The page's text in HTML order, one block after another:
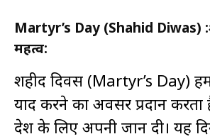
Martyr’s Day (Shahid Diwas) :
महत्व:
शहीद दिवस (Martyr’s Day)
याद करने का अवसर प्रदान
देश के लिए अपनी जान दी। यह